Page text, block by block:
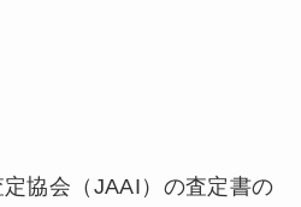
協会（JAAI）の査定書の